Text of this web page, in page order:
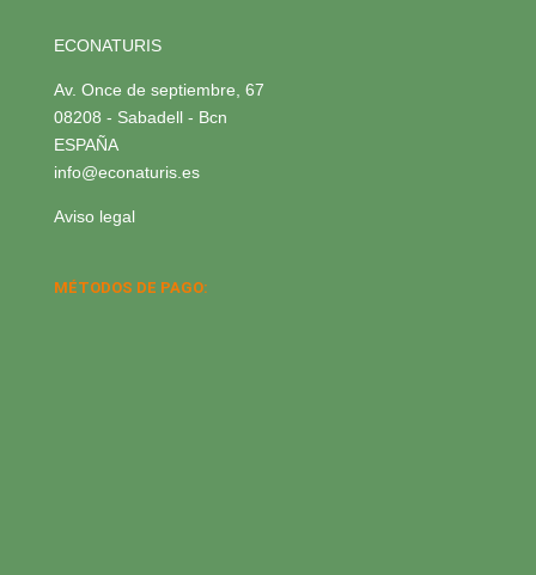
ECONATURIS
Av. Once de septiembre, 67
08208 - Sabadell - Bcn
ESPAÑA
info@econaturis.es
Aviso legal
MÉTODOS DE PAGO: